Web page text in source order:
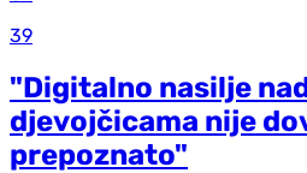
39
"Digitalno nasilje
djevojčicama nije
prepoznato"